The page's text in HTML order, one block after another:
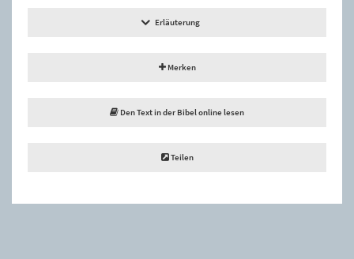
Erläuterung
Merken
Den Text in der Bibel online lesen
Teilen